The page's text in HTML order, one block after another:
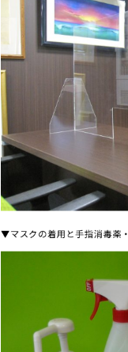
▼マスクの着用と手指消毒薬